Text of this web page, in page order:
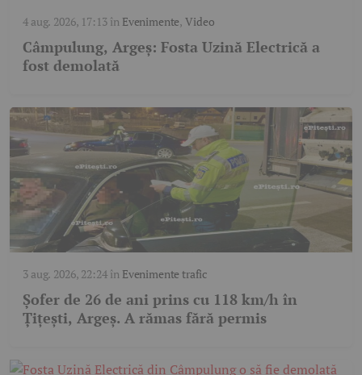
4 aug. 2026, 17:13în Evenimente,Video
Câmpulung, Argeș: Fosta Uzină Electrică a
fost demolată
3 aug. 2026, 22:24în Evenimente trafic
Șofer de 26 de ani prins cu 118 km/h în
Țițești, Argeș. A rămas fără permis